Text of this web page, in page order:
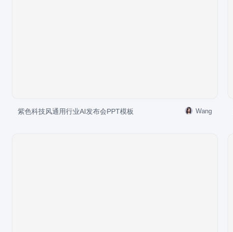
紫色科技风通用行业AI发布会PPT模板 Wang